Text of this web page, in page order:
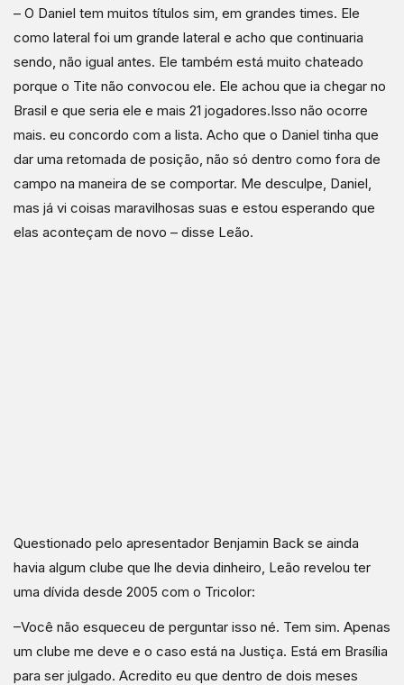
– O Daniel tem muitos títulos sim, em grandes times. Ele
como lateral foi um grande lateral e acho que continuaria
sendo, não igual antes. Ele também está muito chateado
porque o Tite não convocou ele. Ele achou que ia chegar no
Brasil e que seria ele e mais 21 jogadores.Isso não ocorre
mais. eu concordo com a lista. Acho que o Daniel tinha que
dar uma retomada de posição, não só dentro como fora de
campo na maneira de se comportar. Me desculpe, Daniel,
mas já vi coisas maravilhosas suas e estou esperando que
elas aconteçam de novo – disse Leão.
Questionado pelo apresentador Benjamin Back se ainda
havia algum clube que lhe devia dinheiro, Leão revelou ter
uma dívida desde 2005 com o Tricolor:
–Você não esqueceu de perguntar isso né. Tem sim. Apenas
um clube me deve e o caso está na Justiça. Está em Brasília
para ser julgado. Acredito eu que dentro de dois meses